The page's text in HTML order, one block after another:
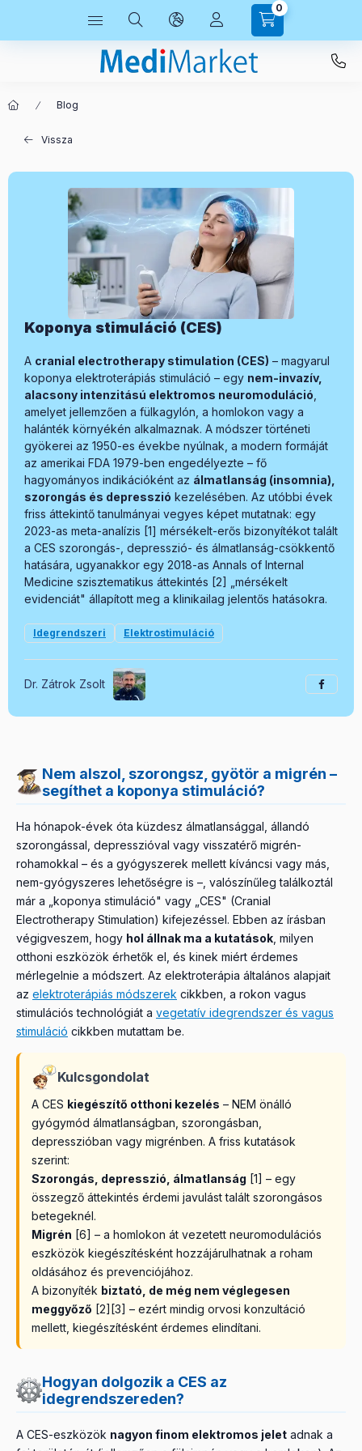
0
Blog
Vissza
Koponya stimuláció (CES)
A cranial electrotherapy stimulation (CES) – magyarul
koponya elektroterápiás stimuláció – egy nem-invazív,
alacsony intenzitású elektromos neuromoduláció
amelyet jellemzően a fülkagylón, a homlokon vagy a
halánték környékén alkalmaznak. A módszer történeti
gyökerei az 1950-es évekbe nyúlnak, a modern formáját
az amerikai FDA 1979-ben engedélyezte – fő
hagyományos indikációként az álmatlanság (insomnia),
szorongás és depresszió kezelésében. Az utóbbi évek
friss áttekintő tanulmányai vegyes képet mutatnak: egy
2023-as meta-analízis [1] mérsékelt-erős bizonyítékot talált
a CES szorongás-, depresszió- és álmatlanság-csökkentő
hatására, ugyanakkor egy 2018-as Annals of Internal
Medicine szisztematikus áttekintés [2] „mérsékelt
evidenciát" állapított meg a klinikailag jelentős hatásokra.
Idegrendszeri Elektrostimuláció
Dr. Zátrok Zsolt
Nem alszol, szorongsz, gyötör a migrén –
segíthet a koponya stimuláció?
Ha hónapok-évek óta küzdesz álmatlansággal, állandó
szorongással, depresszióval vagy visszatérő migrén-
rohamokkal – és a gyógyszerek mellett kíváncsi vagy más,
nem-gyógyszeres lehetőségre is –, valószínűleg találkoztál
már a „koponya stimuláció" vagy „CES" (Cranial
Electrotherapy Stimulation) kifejezéssel. Ebben az írásban
végigveszem, hogy hol állnak ma a kutatások , milyen
otthoni eszközök érhetők el, és kinek miért érdemes
mérlegelnie a módszert. Az elektroterápia általános alapjait
az elektroterápiás módszerek cikkben, a rokon vagus
stimulációs technológiát a vegetatív idegrendszer és vagus
stimuláció cikkben mutattam be.
Kulcsgondolat
A CES kiegészítő otthoni kezelés – NEM önálló
gyógymód álmatlanságban, szorongásban,
depresszióban vagy migrénben. A friss kutatások
szerint:
Szorongás, depresszió, álmatlanság [1] – egy
összegző áttekintés érdemi javulást talált szorongásos
betegeknél.
Migrén [6] – a homlokon át vezetett neuromodulációs
eszközök kiegészítésként hozzájárulhatnak a roham
oldásához és prevenciójához.
A bizonyíték biztató, de még nem véglegesen
meggyőző [2][3] – ezért mindig orvosi konzultáció
mellett, kiegészítésként érdemes elindítani.
Hogyan dolgozik a CES az
idegrendszereden?
A CES-eszközök nagyon finom elektromos jelet adnak a